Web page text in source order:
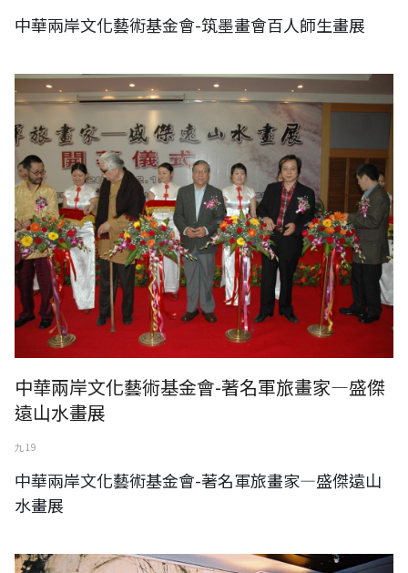
中華兩岸文化藝術基金會-筑墨畫會百人師生畫展
中華兩岸文化藝術基金會-著名軍旅畫家—盛傑遠山水畫展
中華兩岸文化藝術基金會-著名軍旅畫家—盛傑
遠山水畫展
九 19
中華兩岸文化藝術基金會-著名軍旅畫家—盛傑遠山
水畫展
中華兩岸文化藝術基金會-中華兩岸近現代名家水墨大展